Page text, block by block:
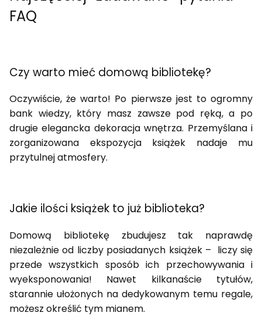
FAQ
Czy warto mieć domową bibliotekę?
Oczywiście, że warto! Po pierwsze jest to ogromny
bank wiedzy, który masz zawsze pod ręką, a po
drugie elegancka dekoracja wnętrza. Przemyślana i
zorganizowana ekspozycja książek nadaje mu
przytulnej atmosfery.
Jakie ilości książek to już biblioteka?
Domową bibliotekę zbudujesz tak naprawdę
niezależnie od liczby posiadanych książek – liczy się
przede wszystkich sposób ich przechowywania i
wyeksponowania! Nawet kilkanaście tytułów,
starannie ułożonych na dedykowanym temu regale,
możesz określić tym mianem.